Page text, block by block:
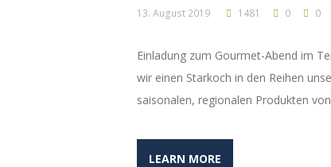
13. August 2019 1481 0 0
Einladung zum Gourmet-Abend im
wir einen Starkoch in den Reihen
saisonalen, regionalen Produkten
LEARN MORE